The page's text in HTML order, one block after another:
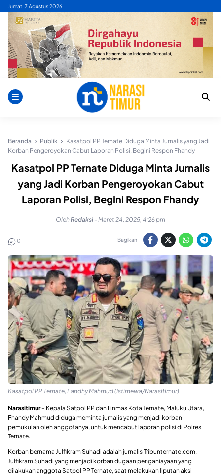
Skip
content
Jumat, 7 Agustus 2026
Beranda Publik
Kasatpol PP Ternate Diduga Minta Jurnalis yang Jadi
Korban Pengeroyokan Cabut Laporan Polisi, Begini Respon Fhandy
Kasatpol PP Ternate Diduga Minta Jurnalis
yang Jadi Korban Pengeroyokan Cabut
Laporan Polisi, Begini Respon Fhandy
OlehRedaksi - Maret 24, 2025, 4:26 pm
0 Bagikan:
Kasatpol PP Ternate, Fandhy Mahmud (Istimewa/Narasitimur)
Narasitimur– Kepala Satpol PP dan Linmas Kota Ternate, Maluku Utara,
Fhandy Mahmud diduga meminta jurnalis yang menjadi korban
pemukulan oleh anggotanya, untuk mencabut laporan polisi di Polres
Ternate.
Korban bernama Julfikram Suhadi adalah jurnalis Tribunternate.com,
Julfikram Suhadi yang menjadi korban dugaan penganiayaan yang
dilakukan anggota Satpol PP Ternate, saat melakukan liputan aksi